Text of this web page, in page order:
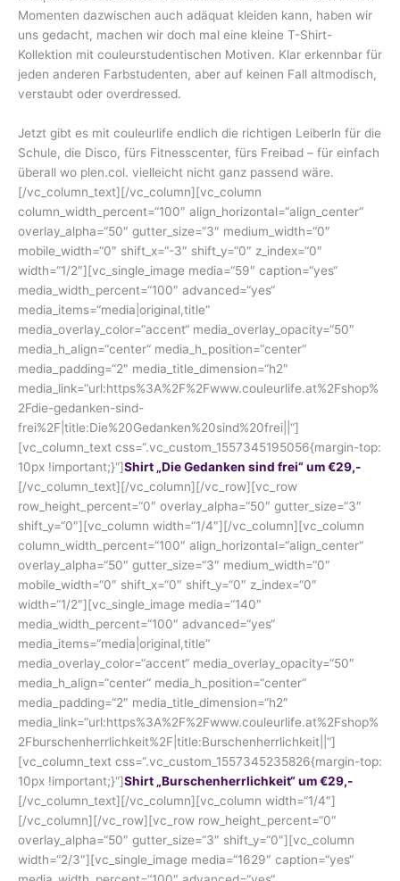
Momenten dazwischen auch adäquat kleiden kann, haben wir
uns gedacht, machen wir doch mal eine kleine T-Shirt-
Kollektion mit couleurstudentischen Motiven. Klar erkennbar für
jeden anderen Farbstudenten, aber auf keinen Fall altmodisch,
verstaubt oder overdressed.
Jetzt gibt es mit couleurlife endlich die richtigen Leiberln für die
Schule, die Disco, fürs Fitnesscenter, fürs Freibad – für einfach
überall wo plen.col. vielleicht nicht ganz passend wäre.
[/vc_column_text][/vc_column][vc_column
column_width_percent=“100″ align_horizontal=“align_center“
overlay_alpha=“50″ gutter_size=“3″ medium_width=“0″
mobile_width=“0″ shift_x=“-3″ shift_y=“0″ z_index=“0″
width=“1/2″][vc_single_image media=“59″ caption=“yes“
media_width_percent=“100″ advanced=“yes“
media_items=“media|original,title“
media_overlay_color=“accent“ media_overlay_opacity=“50″
media_h_align=“center“ media_h_position=“center“
media_padding=“2″ media_title_dimension=“h2″
media_link=“url:https%3A%2F%2Fwww.couleurlife.at%2Fshop%
2Fdie-gedanken-sind-
frei%2F|title:Die%20Gedanken%20sind%20frei||“]
[vc_column_text css=“.vc_custom_1557345195056{margin-top:
10px !important;}“]Shirt „Die Gedanken sind frei“ um €29,-
[/vc_column_text][/vc_column][/vc_row][vc_row
row_height_percent=“0″ overlay_alpha=“50″ gutter_size=“3″
shift_y=“0″][vc_column width=“1/4″][/vc_column][vc_column
column_width_percent=“100″ align_horizontal=“align_center“
overlay_alpha=“50″ gutter_size=“3″ medium_width=“0″
mobile_width=“0″ shift_x=“0″ shift_y=“0″ z_index=“0″
width=“1/2″][vc_single_image media=“140″
media_width_percent=“100″ advanced=“yes“
media_items=“media|original,title“
media_overlay_color=“accent“ media_overlay_opacity=“50″
media_h_align=“center“ media_h_position=“center“
media_padding=“2″ media_title_dimension=“h2″
media_link=“url:https%3A%2F%2Fwww.couleurlife.at%2Fshop%
2Fburschenherrlichkeit%2F|title:Burschenherrlichkeit||“]
[vc_column_text css=“.vc_custom_1557345235826{margin-top:
10px !important;}“]Shirt „Burschenherrlichkeit“ um €29,-
[/vc_column_text][/vc_column][vc_column width=“1/4″]
[/vc_column][/vc_row][vc_row row_height_percent=“0″
overlay_alpha=“50″ gutter_size=“3″ shift_y=“0″][vc_column
width=“2/3″][vc_single_image media=“1629″ caption=“yes“